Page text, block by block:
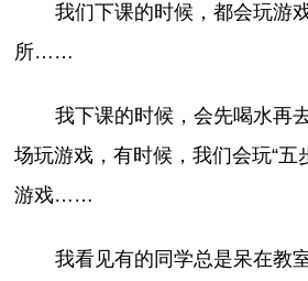
我们下课的时候，都会玩游
所……
我下课的时候，会先喝水再
场玩游戏，有时候，我们会玩“五
游戏……
我看见有的同学总是呆在教